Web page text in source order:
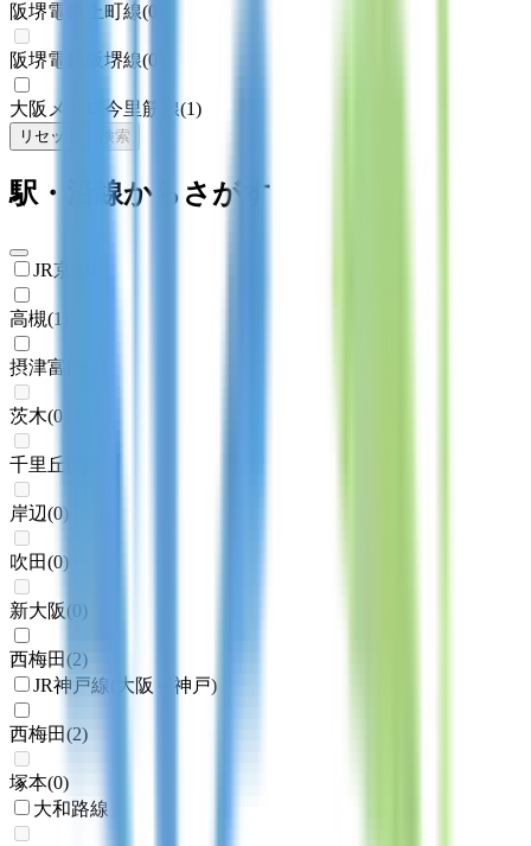
阪堺電軌上町線(0
阪堺電軌阪堺線(0
大阪メトロ今里筋線(1)
リセット 検索
駅・沿線からさがす
JR京都線
高槻(1
摂津富田
茨木(0
千里丘
岸辺(0)
吹田(0)
新大阪(0 )
西梅田(2)
JR神戸線(大阪～神戸)
西梅田(2)
塚本(0)
大和路線